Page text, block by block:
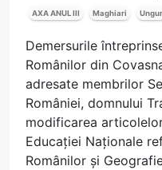
AXA ANUL III Maghiari
Demersurile
Românilor din
adresate membrilor
României, domnului
modificarea
Educației Naționale
Românilor și